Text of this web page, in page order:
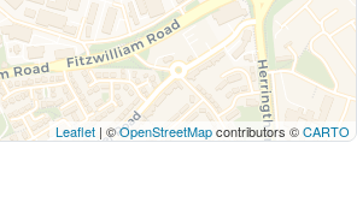
Leaflet | ©OpenStreetMapcontributors ©CARTO